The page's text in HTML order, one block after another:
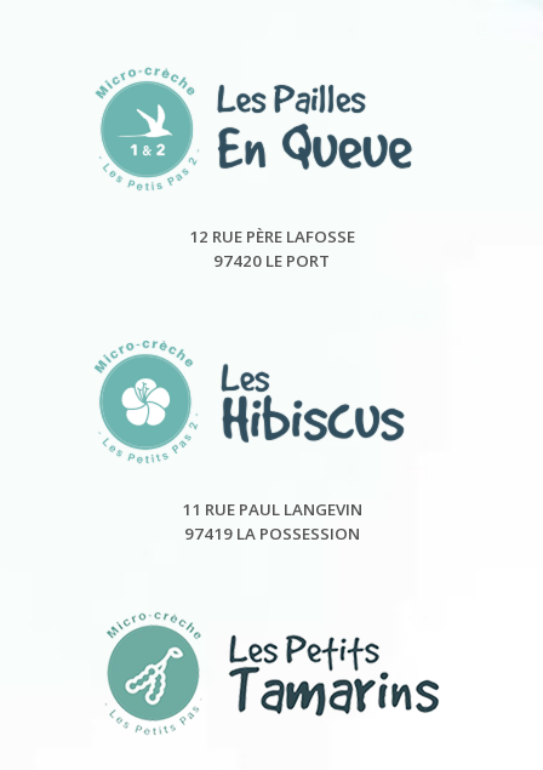
12 RUE PÈRE LAFOSSE
97420 LE PORT
11 RUE PAUL LANGEVIN
97419 LA POSSESSION